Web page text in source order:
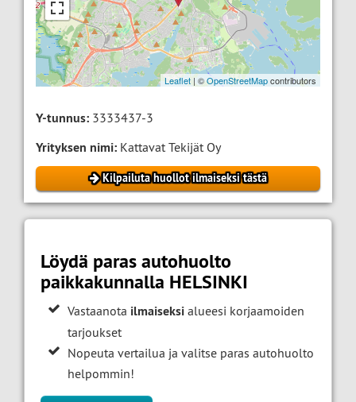
Leaflet | ©OpenStreetMapcontributors
Y-tunnus: 3333437-3
Yrityksen nimi: Kattavat Tekijät Oy
Kilpailuta huollot ilmaiseksi tästä
Löydä paras autohuolto
paikkakunnalla HELSINKI
Vastaanota ilmaiseksi alueesi korjaamoiden
tarjoukset
Nopeuta vertailua ja valitse paras autohuolto
helpommin!